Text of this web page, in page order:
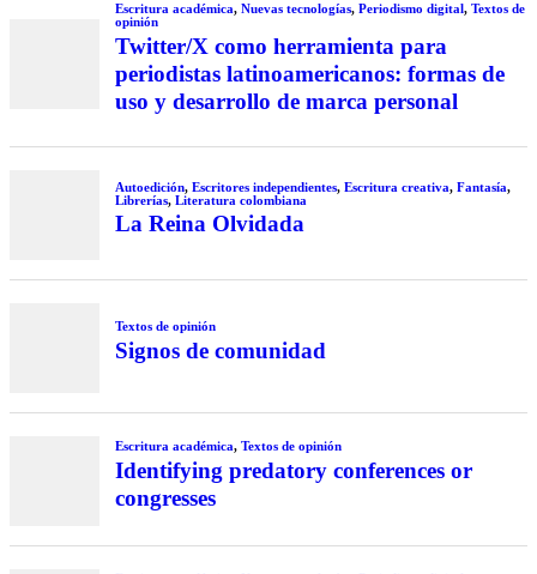
Escritura académica, Nuevas tecnologías, Periodismo digital, Textos de
opinión
Twitter/X como herramienta para
periodistas latinoamericanos: formas de
uso y desarrollo de marca personal
Autoedición, Escritores independientes, Escritura creativa, Fantasía,
Librerías, Literatura colombiana
La Reina Olvidada
Textos de opinión
Signos de comunidad
Escritura académica, Textos de opinión
Identifying predatory conferences or
congresses